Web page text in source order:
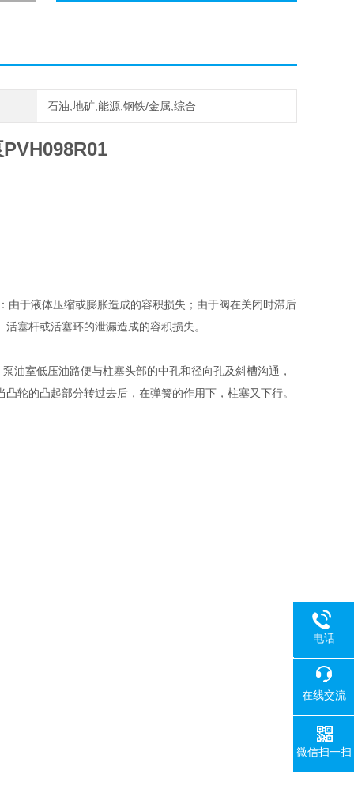
石油,地矿,能源,钢铁/金属,综合
于液体压缩或膨胀造成的容积损失；由于阀在关闭时滞后
塞杆或活塞环的泄漏造成的容积损失。
油室低压油路便与柱塞头部的中孔和径向孔及斜槽沟通，
轮的凸起部分转过去后，在弹簧的作用下，柱塞又下行。
电话
在线交流
微信扫一扫